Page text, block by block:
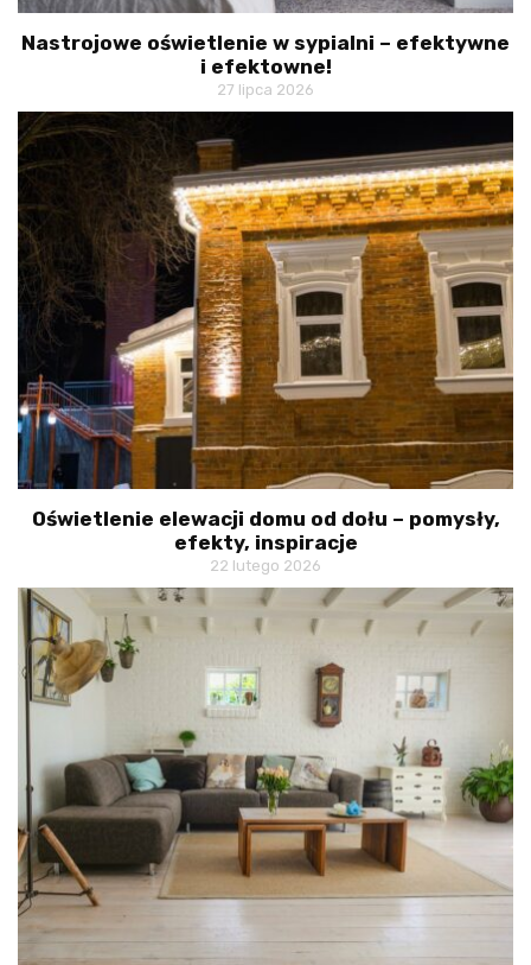
Nastrojowe oświetlenie w sypialni – efektywne
i efektowne!
27 lipca 2026
Oświetlenie elewacji domu od dołu – pomysły,
efekty, inspiracje
22 lutego 2026